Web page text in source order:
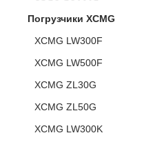
Погрузчики XCMG
XCMG LW300F
XCMG LW500F
XCMG ZL30G
XCMG ZL50G
XCMG LW300K